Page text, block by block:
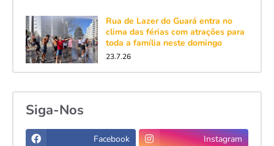
Rua de Lazer do Guará entra no
clima das férias com atrações para
toda a família neste domingo
23.7.26
Siga-Nos
Facebook Instagram